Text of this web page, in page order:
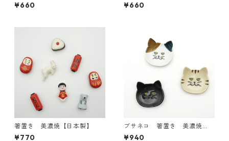
¥660 ¥660
箸置き 美濃焼【日本製】
¥770
ブサネコ 箸置き 美濃焼
【日本製】
¥940